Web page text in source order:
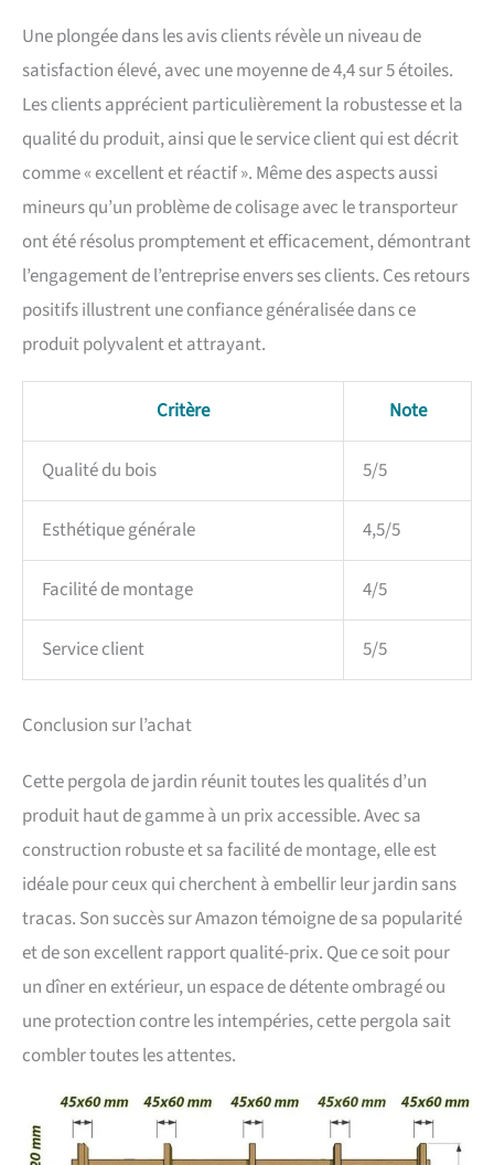
Une plongée dans les avis clients révèle un niveau de
satisfaction élevé, avec une moyenne de 4,4 sur 5 étoiles.
Les clients apprécient particulièrement la robustesse et la
qualité du produit, ainsi que le service client qui est décrit
comme « excellent et réactif ». Même des aspects aussi
mineurs qu’un problème de colisage avec le transporteur
ont été résolus promptement et efficacement, démontrant
l’engagement de l’entreprise envers ses clients. Ces retours
positifs illustrent une confiance généralisée dans ce
produit polyvalent et attrayant.
Critère Note
Qualité du bois 5/5
Esthétique générale 4,5/5
Facilité de montage 4/5
Service client 5/5
Conclusion sur l’achat
Cette pergola de jardin réunit toutes les qualités d’un
produit haut de gamme à un prix accessible. Avec sa
construction robuste et sa facilité de montage, elle est
idéale pour ceux qui cherchent à embellir leur jardin sans
tracas. Son succès sur Amazon témoigne de sa popularité
et de son excellent rapport qualité-prix. Que ce soit pour
un dîner en extérieur, un espace de détente ombragé ou
une protection contre les intempéries, cette pergola sait
combler toutes les attentes.